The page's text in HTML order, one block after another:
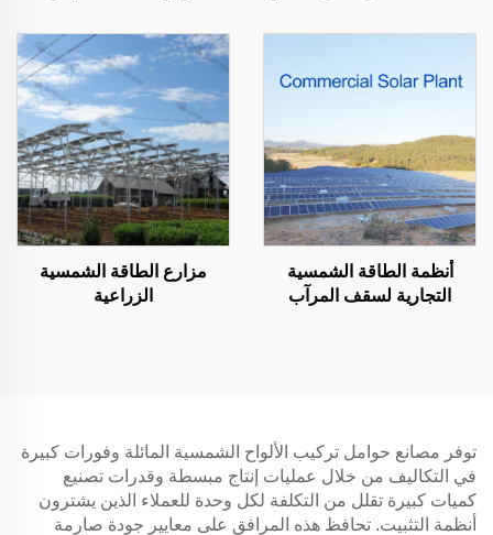
أنظمة الطاقة الشمسية
التجارية لسقف المرآب
مزارع الطاقة الشمسية
الزراعية
توفر مصانع حوامل تركيب الألواح الشمسية المائلة وفورات كبيرة
في التكاليف من خلال عمليات إنتاج مبسطة وقدرات تصنيع
كميات كبيرة تقلل من التكلفة لكل وحدة للعملاء الذين يشترون
أنظمة التثبيت. تحافظ هذه المرافق على معايير جودة صارمة